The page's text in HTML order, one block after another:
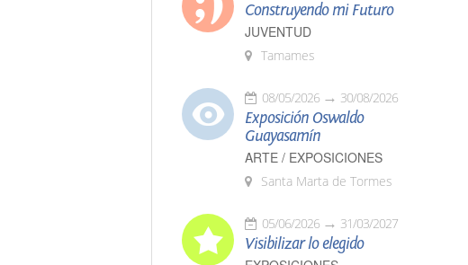
Construyendo mi Futuro
JUVENTUD
Tamames
08/05/2026 30/08/2026
Exposición Oswaldo
Guayasamín
ARTE / EXPOSICIONES
Santa Marta de Tormes
05/06/2026 31/03/2027
Visibilizar lo elegido